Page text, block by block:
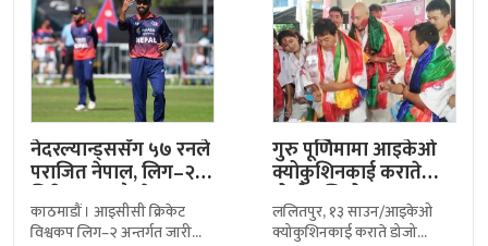
नेदरल्यान्ड्ससँग ५७ रनले
पराजित नेपाल, लिग–२
सिरिजका चारै खेलमा हार
काठमाडौं । आइसीसी क्रिकेट
विश्वकप लिग–२ अन्तर्गत जारी
गुरु पूर्णिमामा आइकेओ
क्योकुशिनकाई कराते
डोजो नखिपोटका
खेलाडीद्वारा गुरु सम्मान
ललितपुर, १३ साउन/आइकेओ
क्योकुशिनकाई कराते डोजो